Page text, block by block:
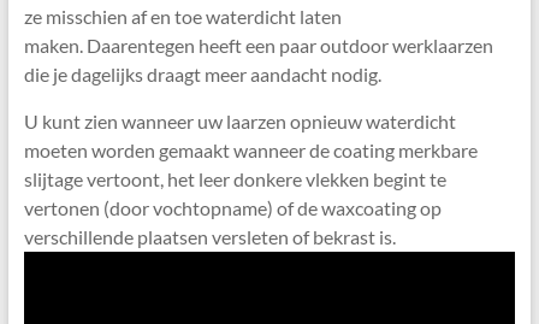
ze misschien af ​​en toe waterdicht laten
maken. Daarentegen heeft een paar outdoor werklaarzen
die je dagelijks draagt ​​meer aandacht nodig.
U kunt zien wanneer uw laarzen opnieuw waterdicht
moeten worden gemaakt wanneer de coating merkbare
slijtage vertoont, het leer donkere vlekken begint te
vertonen (door vochtopname) of de waxcoating op
verschillende plaatsen versleten of bekrast is.